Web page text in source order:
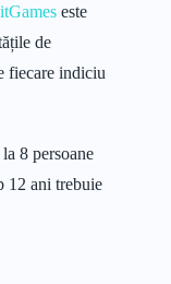
este
de
fiecare indiciu
8 persoane
12 ani trebuie